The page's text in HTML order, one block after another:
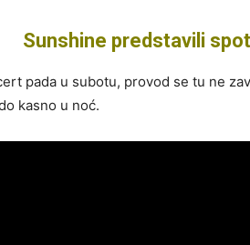
Sunshine predstavili
pada u subotu, provod se tu ne
kasno u noć.